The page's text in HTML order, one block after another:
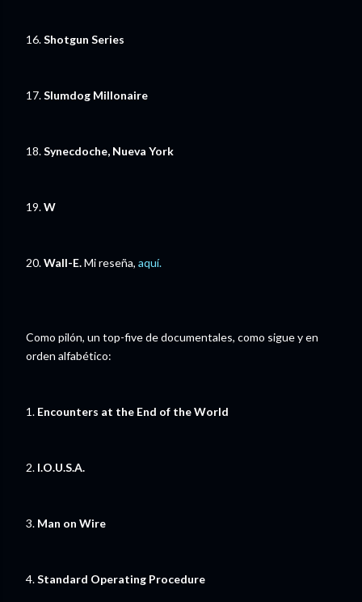
16.Shotgun Series
17.Slumdog Millonaire
18.Synecdoche, Nueva York
19.W
20.Wall-E.Mi reseña, aquí.
Como pilón, un top-five de documentales, como sigue y en
orden alfabético:
1. Encounters at the End of the World
2. I.O.U.S.A.
3. Man on Wire
4.Standard Operating Procedure